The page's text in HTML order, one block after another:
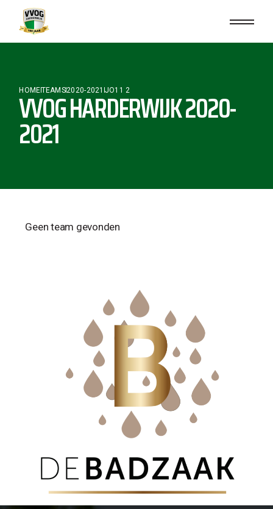
HOMETEAMS2020-2021 JO11 2
VVOG HARDERWIJK 2020-
2021
Geen team gevonden